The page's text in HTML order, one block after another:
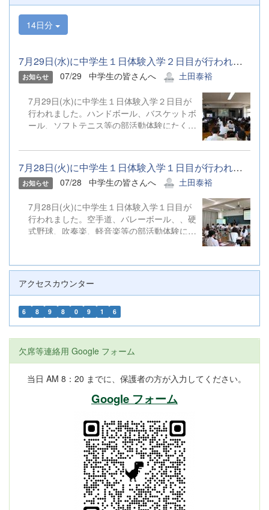
14日分
7月29日(水)に中学生１日体験入学２日目が行われました。ハンドボ...
お知らせ 07/29 中学生の皆さんへ 土田泰裕
7月29日(水)に中学生１日体験入学２日目が
行われました。ハンドボール、バスケットボ
ール、ソフトテニス等の部活動体験にたくさ
7月28日(火)に中学生１日体験入学１日目が行われました。空手道、...
お知らせ 07/28 中学生の皆さんへ 土田泰裕
7月28日(火)に中学生１日体験入学１日目が
行われました。空手道、バレーボール、、硬
式野球、吹奏楽、軽音楽等の部活動体験にた
アクセスカウンター
6 8 9 8 0 9 1 6
欠席等連絡用 Google フォーム
当日 AM 8：20 までに、保護者の方が入力してください。
Google フォーム